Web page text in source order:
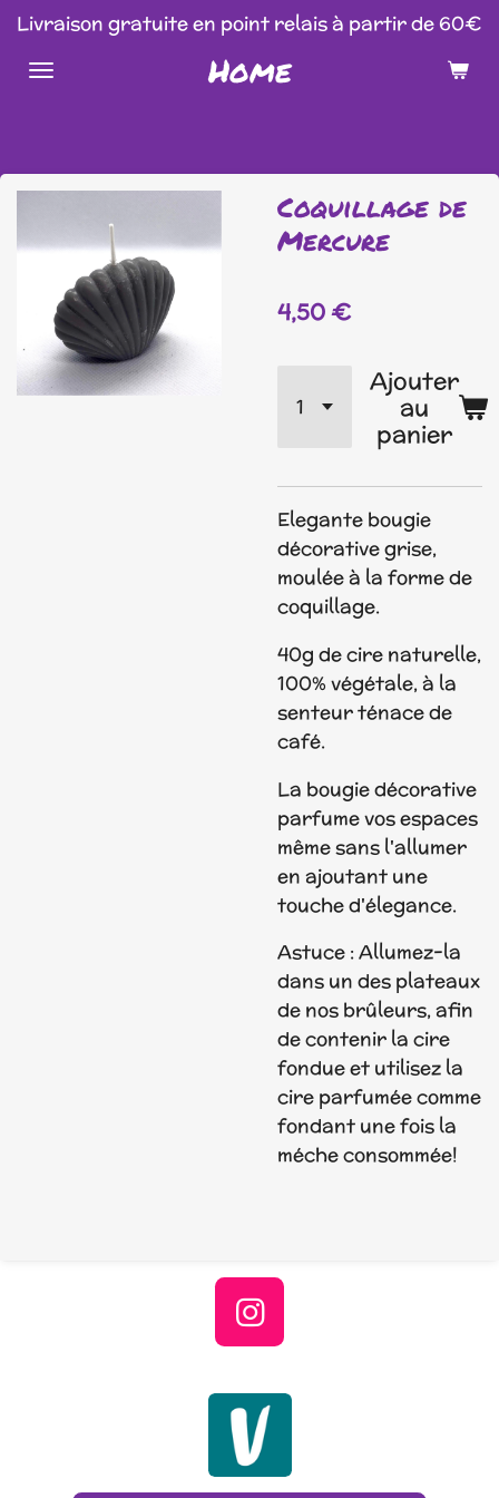
Passer
contenu
Home
Livraison gratuite en point relais à partir de 60€
Coquillage de
Mercure
4,50 €
Ajouter
au
panier
Elegante bougie
décorative grise,
moulée à la forme de
coquillage.
40g de cire naturelle,
100% végétale, à la
senteur ténace de
café.
La bougie décorative
parfume vos espaces
même sans l'allumer
en ajoutant une
touche d'élegance.
Astuce : Allumez-la
dans un des plateaux
de nos brûleurs, afin
de contenir la cire
fondue et utilisez la
cire parfumée comme
fondant une fois la
méche consommée!
I
s
t
a